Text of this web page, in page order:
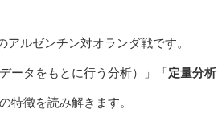
ルゼンチン対オランダ戦です。
ータをもとに行う分析）」「定量分析
特徴を読み解きます。